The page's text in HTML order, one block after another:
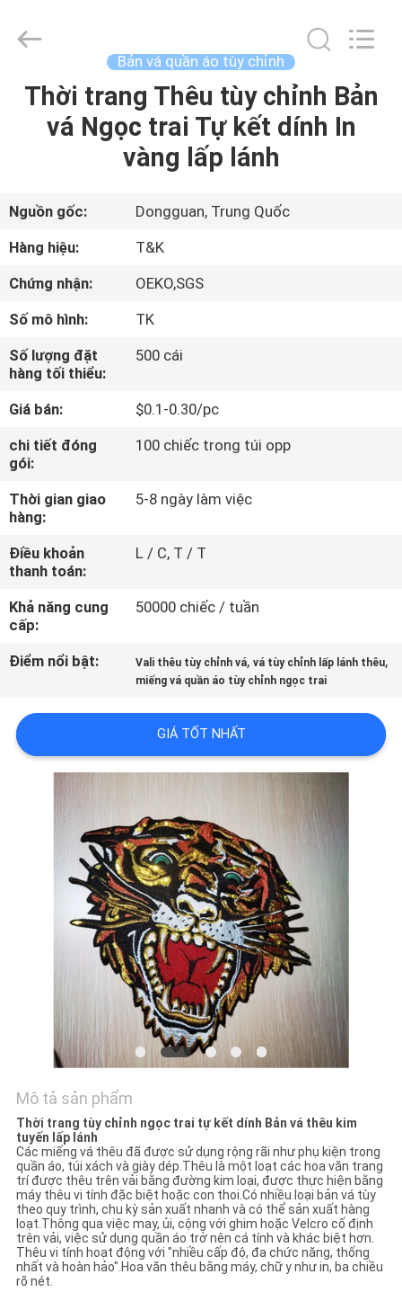
TRANG
CHỦ
SẢN
PHẨM
CHÚNG
TÔI
THAM
QUAN
MÁY
KIỂM
SOÁT
CHẤT
LƯỢNG
LIÊN
HỆ
CHÚNG
TRANG
WEB
PRIVACY
POLICY
T&K
Garment
Reserved.
Bản vá quần áo tùy chỉnh
Thời trang Thêu tùy chỉnh Bản
vá Ngọc trai Tự kết dính In
vàng lấp lánh
Nguồn gốc:
Dongguan, Trung Quốc
Hàng hiệu:
T&K
Chứng nhận:
OEKO,SGS
Số mô hình:
TK
Số lượng đặt
hàng tối thiểu:
500 cái
Giá bán:
$0.1-0.30/pc
chi tiết đóng
gói:
100 chiếc trong túi opp
Thời gian giao
hàng:
5-8 ngày làm việc
Điều khoản
thanh toán:
L / C, T / T
Khả năng cung
cấp:
50000 chiếc / tuần
Điểm nổi bật: Vali thêu tùy chỉnh vá,vá tùy chỉnh lấp lánh thêu,
miếng vá quần áo tùy chỉnh ngọc trai
GIÁ TỐT NHẤT
Mô tả sản phẩm
Thời trang tùy chỉnh ngọc trai tự kết dính Bản vá thêu kim
tuyến lấp lánh
Các miếng vá thêu đã được sử dụng rộng rãi như phụ kiện trong
quần áo, túi xách và giày dép.Thêu là một loạt các hoa văn trang
trí được thêu trên vải bằng đường kim loại, được thực hiện bằng
máy thêu vi tính đặc biệt hoặc con thoi.Có nhiều loại bản vá tùy
theo quy trình, chu kỳ sản xuất nhanh và có thể sản xuất hàng
loạt.Thông qua việc may, ủi, cộng với ghim hoặc Velcro cố định
trên vải, việc sử dụng quần áo trở nên cá tính và khác biệt hơn.
Thêu vi tính hoạt động với "nhiều cấp độ, đa chức năng, thống
nhất và hoàn hảo".Hoa văn thêu bằng máy, chữ y như in, ba chiều
rõ nét.